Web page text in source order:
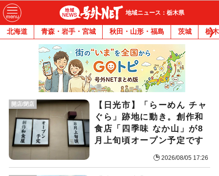
地域ニュース：栃木県
北海道 青森・岩手・宮城 秋田・山形・福島 茨城 栃木
開店/閉店
【日光市】「らーめん チャ
ぐら」跡地に動き。創作和
食店「四季味 なか山」が8
月上旬頃オープン予定です
2026/08/05 17:26